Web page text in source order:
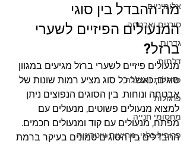
אלומיניום
סורגים ואבטחה
גדרות
דלתות
פרגולות והצללה
פרגולות
מחסומי חנייה
פרופיל בלגי, מחיצות וויטרינות
מה ההבדל בין סוגי
המנעולים הפיזיים לשערי
ברזל?
מנעולים פיזיים לשערי ברזל מגיעים במגוון
סוגים, כאשר כל סוג מציע רמות שונות של
אבטחה ונוחות. בין הסוגים הנפוצים ניתן
למצוא מנעולים פשוטים, מנעולים עם
מפתח, מנעולים עם קוד ומנעולים חכמים.
ההבדלים בין הסוגים טמונים בעיקר ברמת